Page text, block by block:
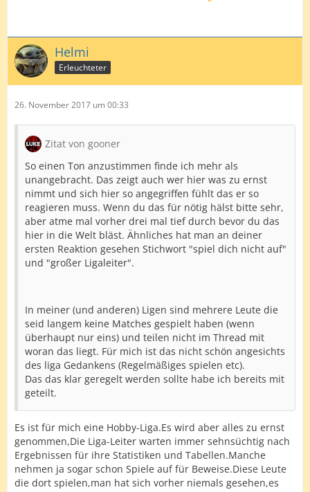
Helmi
Erleuchteter
26. November 2017 um 00:33
Zitat von gooner
So einen Ton anzustimmen finde ich mehr als
unangebracht. Das zeigt auch wer hier was zu ernst
nimmt und sich hier so angegriffen fühlt das er so
reagieren muss. Wenn du das für nötig hälst bitte sehr,
aber atme mal vorher drei mal tief durch bevor du das
hier in die Welt bläst. Ähnliches hat man an deiner
ersten Reaktion gesehen Stichwort "spiel dich nicht auf"
und "großer Ligaleiter".
In meiner (und anderen) Ligen sind mehrere Leute die
seid langem keine Matches gespielt haben (wenn
überhaupt nur eins) und teilen nicht im Thread mit
woran das liegt. Für mich ist das nicht schön angesichts
des liga Gedankens (Regelmäßiges spielen etc).
Das das klar geregelt werden sollte habe ich bereits mit
geteilt.
Es ist für mich eine Hobby-Liga.Es wird aber alles zu ernst
genommen,Die Liga-Leiter warten immer sehnsüchtig nach
Ergebnissen für ihre Statistiken und Tabellen.Manche
nehmen ja sogar schon Spiele auf für Beweise.Diese Leute
die dort spielen,man hat sich vorher niemals gesehen,es